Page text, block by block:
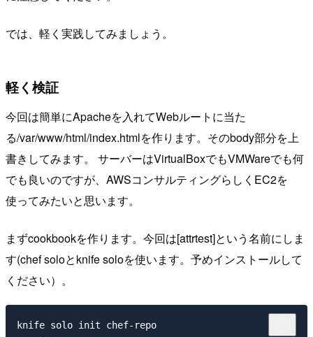
では、軽く実践してみましょう。
軽く検証
今回は簡単にApacheを入れてWebルートに当た
る/var/www/html/index.htmlを作ります。そのbody部分を上
書きしてみます。 サーバーはVirtualBoxでもVMWareでも何
でも良いのですが、AWSコンサルティングらしくEC2を
使ってみたいと思います。
まずcookbookを作ります。今回は[attrtest]という名前にしま
す(chef soloとknife soloを使います。予めインストールして
ください）。
knife solo init chef-repo